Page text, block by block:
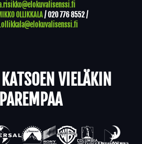
OLLIKKALA/020 776 8552/
VIELÄKIN
PAREMPAA